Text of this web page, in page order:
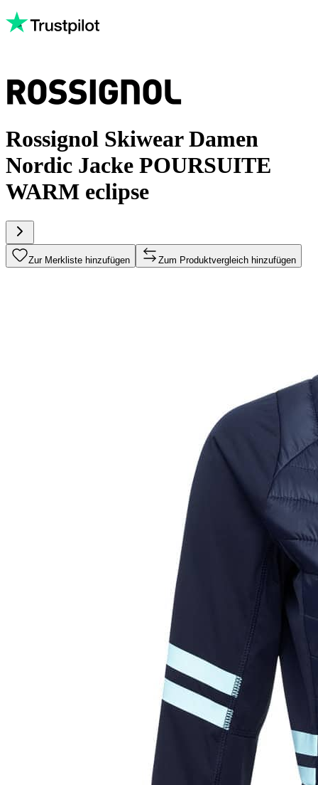
Rossignol Skiwear Damen
Nordic Jacke POURSUITE
WARM eclipse
Zur Merkliste hinzufügen Zum Produktvergleich hinzufügen